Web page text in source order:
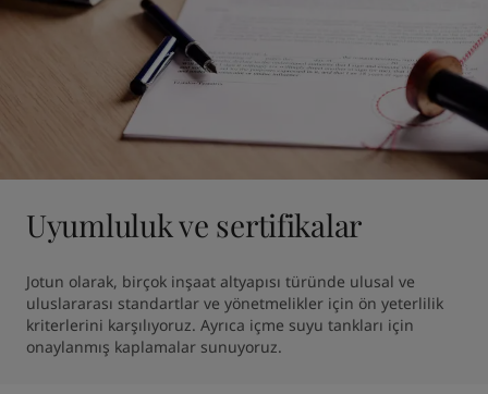
Uyumluluk ve sertifikalar
Jotun olarak, birçok inşaat altyapısı türünde ulusal ve
uluslararası standartlar ve yönetmelikler için ön yeterlilik
kriterlerini karşılıyoruz. Ayrıca içme suyu tankları için
onaylanmış kaplamalar sunuyoruz.